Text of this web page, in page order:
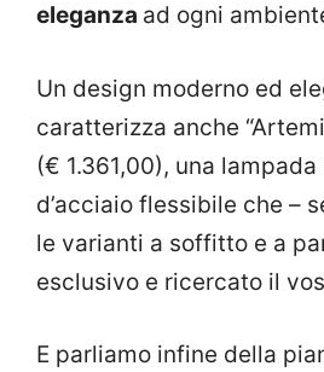
eleganza ad ogni
Un design moderno ed
caratterizza anche
(€ 1.361,00), una
d’acciaio flessibile che –
le varianti a soffitto e a
esclusivo e ricercato il
E parliamo infine della